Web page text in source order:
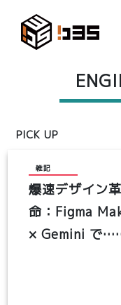
PICK UP
雑記
爆速デザイン革
命：Figma
× Gemini で